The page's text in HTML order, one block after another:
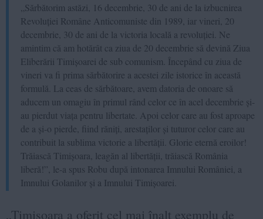
„Sărbătorim astăzi, 16 decembrie, 30 de ani de la izbucnirea
Revoluției Române Anticomuniste din 1989, iar vineri, 20
decembrie, 30 de ani de la victoria locală a revoluției. Ne
amintim că am hotărât ca ziua de 20 decembrie să devină Ziua
Eliberării Timișoarei de sub comunism. Începând cu ziua de
vineri va fi prima sărbătorire a acestei zile istorice în această
formulă. La ceas de sărbătoare, avem datoria de onoare să
aducem un omagiu în primul rând celor ce în acel decembrie și-
au pierdut viața pentru libertate. Apoi celor care au fost aproape
de a și-o pierde, fiind răniți, arestaților și tuturor celor care au
contribuit la sublima victorie a libertății. Glorie eternă eroilor!
Trăiască Timișoara, leagăn al libertății, trăiască România
liberă!”, le-a spus Robu după intonarea Imnului României, a
Imnului Golanilor și a Imnului Timișoarei.
„Timișoara a oferit cel mai înalt exemplu de